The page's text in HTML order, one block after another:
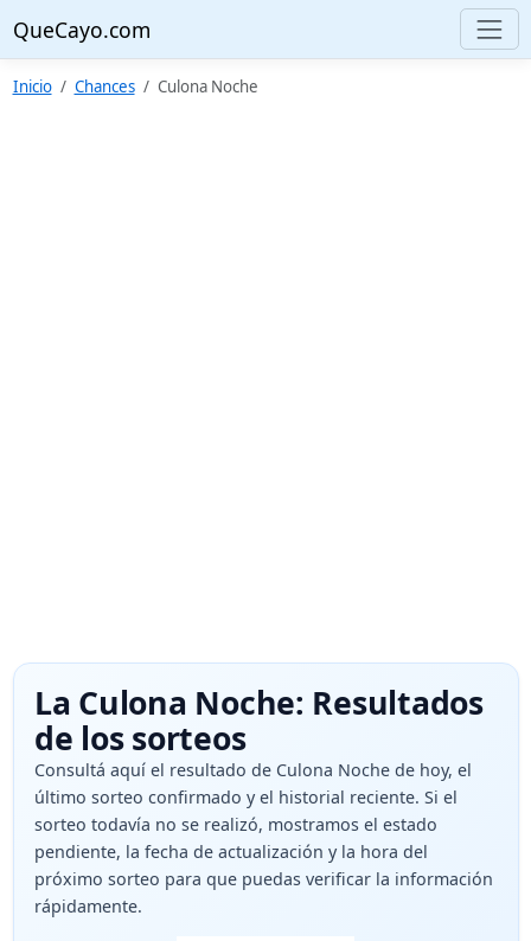
QueCayo.com
Inicio Chances Culona Noche
La Culona Noche: Resultados
de los sorteos
Consultá aquí el resultado de Culona Noche de hoy, el
último sorteo confirmado y el historial reciente. Si el
sorteo todavía no se realizó, mostramos el estado
pendiente, la fecha de actualización y la hora del
próximo sorteo para que puedas verificar la información
rápidamente.